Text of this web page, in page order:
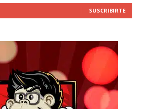
SUSCRIBIRTE